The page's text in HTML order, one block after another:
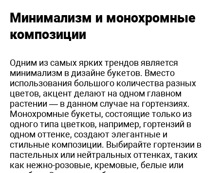
Минимализм и монохромные
композиции
Одним из самых ярких трендов является
минимализм в дизайне букетов. Вместо
использования большого количества разных
цветов, акцент делают на одном главном
растении — в данном случае на гортензиях.
Монохромные букеты, состоящие только из
одного типа цветков, например, гортензий в
одном оттенке, создают элегантные и
стильные композиции. Выбирайте гортензии в
пастельных или нейтральных оттенках, таких
как нежно-розовые, кремовые, белые или